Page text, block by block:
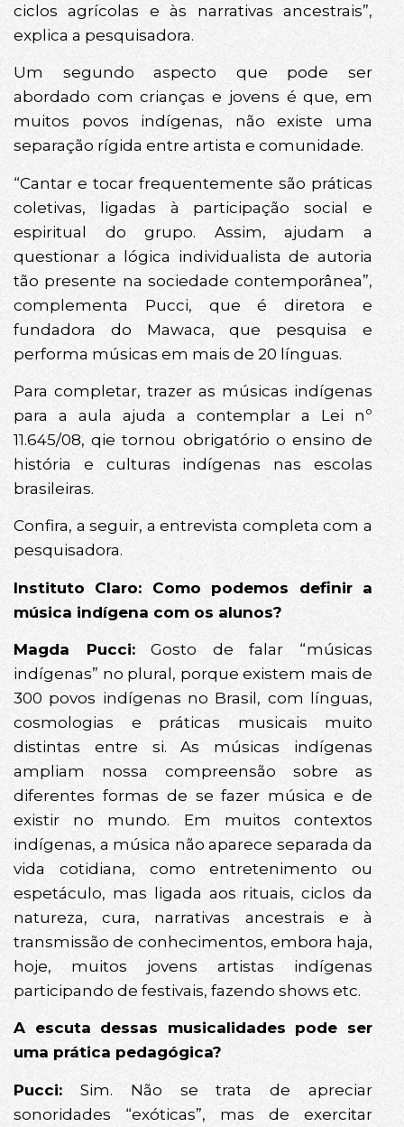
ciclos agrícolas e às narrativas ancestrais”,
explica a pesquisadora.
Um segundo aspecto que pode ser
abordado com crianças e jovens é que, em
muitos povos indígenas, não existe uma
separação rígida entre artista e comunidade.
“Cantar e tocar frequentemente são práticas
coletivas, ligadas à participação social e
espiritual do grupo. Assim, ajudam a
questionar a lógica individualista de autoria
tão presente na sociedade contemporânea”,
complementa Pucci, que é diretora e
fundadora do Mawaca, que pesquisa e
performa músicas em mais de 20 línguas.
Para completar, trazer as músicas indígenas
para a aula ajuda a contemplar a Lei nº
11.645/08, qie tornou obrigatório o ensino de
história e culturas indígenas nas escolas
brasileiras.
Confira, a seguir, a entrevista completa com a
pesquisadora.
Instituto Claro: Como podemos definir a
música indígena com os alunos?
Magda Pucci:Gosto de falar “músicas
indígenas” no plural, porque existem mais de
300 povos indígenas no Brasil, com línguas,
cosmologias e práticas musicais muito
distintas entre si. As músicas indígenas
ampliam nossa compreensão sobre as
diferentes formas de se fazer música e de
existir no mundo. Em muitos contextos
indígenas, a música não aparece separada da
vida cotidiana, como entretenimento ou
espetáculo, mas ligada aos rituais, ciclos da
natureza, cura, narrativas ancestrais e à
transmissão de conhecimentos, embora haja,
hoje, muitos jovens artistas indígenas
participando de festivais, fazendo shows etc.
A escuta dessas musicalidades pode ser
uma prática pedagógica?
Pucci: Sim. Não se trata de apreciar
sonoridades “exóticas”, mas de exercitar